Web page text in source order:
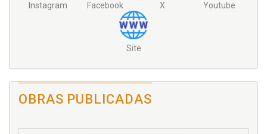
Instagram Facebook X Youtube
Site
OBRAS PUBLICADAS